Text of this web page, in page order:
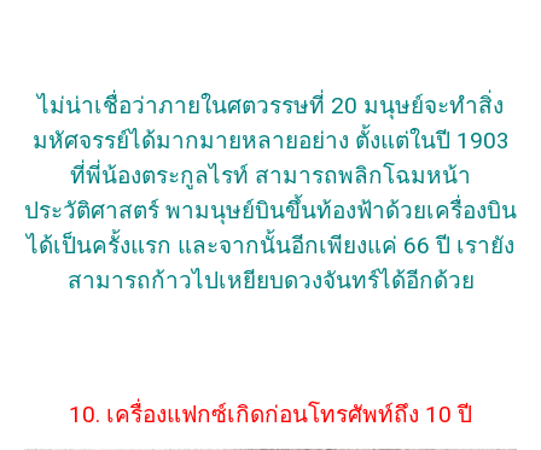
ไม่น่าเชื่อว่าภายในศตวรรษที่ 20 มนุษย์จะทำสิ่ง
มหัศจรรย์ได้มากมายหลายอย่าง ตั้งแต่ในปี 1903
ที่พี่น้องตระกูลไรท์ สามารถพลิกโฉมหน้า
ประวัติศาสตร์ พามนุษย์บินขึ้นท้องฟ้าด้วยเครื่องบิน
ได้เป็นครั้งแรก และจากนั้นอีกเพียงแค่ 66 ปี เรายัง
สามารถก้าวไปเหยียบดวงจันทร์ได้อีกด้วย
10. เครื่องแฟกซ์เกิดก่อนโทรศัพท์ถึง 10 ปี